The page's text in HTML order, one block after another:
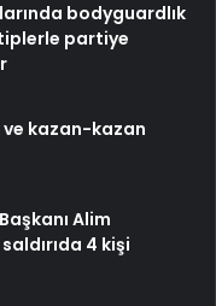
bodyguardlık
partiye
ve kazan-kazan
Alim
4 kişi